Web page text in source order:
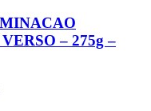
– 275g –